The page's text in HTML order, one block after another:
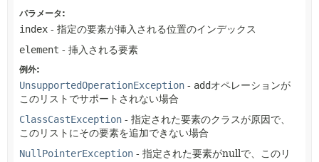
パラメータ:
index - 指定の要素が挿入される位置のインデックス
element - 挿入される要素
例外:
UnsupportedOperationException - addオペレーションが
このリストでサポートされない場合
ClassCastException - 指定された要素のクラスが原因で、
このリストにその要素を追加できない場合
NullPointerException - 指定された要素がnullで、このリ